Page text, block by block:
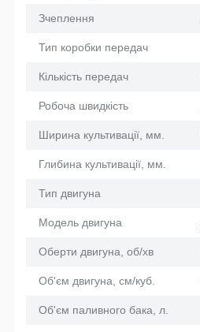
Зчеплення
Тип коробки передач
Кількість передач
Робоча швидкість
Ширина культивації, мм.
Глибина культивації, мм.
Тип двигуна
Модель двигуна
Оберти двигуна, об/хв
Об'єм двигуна, см/куб.
Об'єм паливного бака, л.